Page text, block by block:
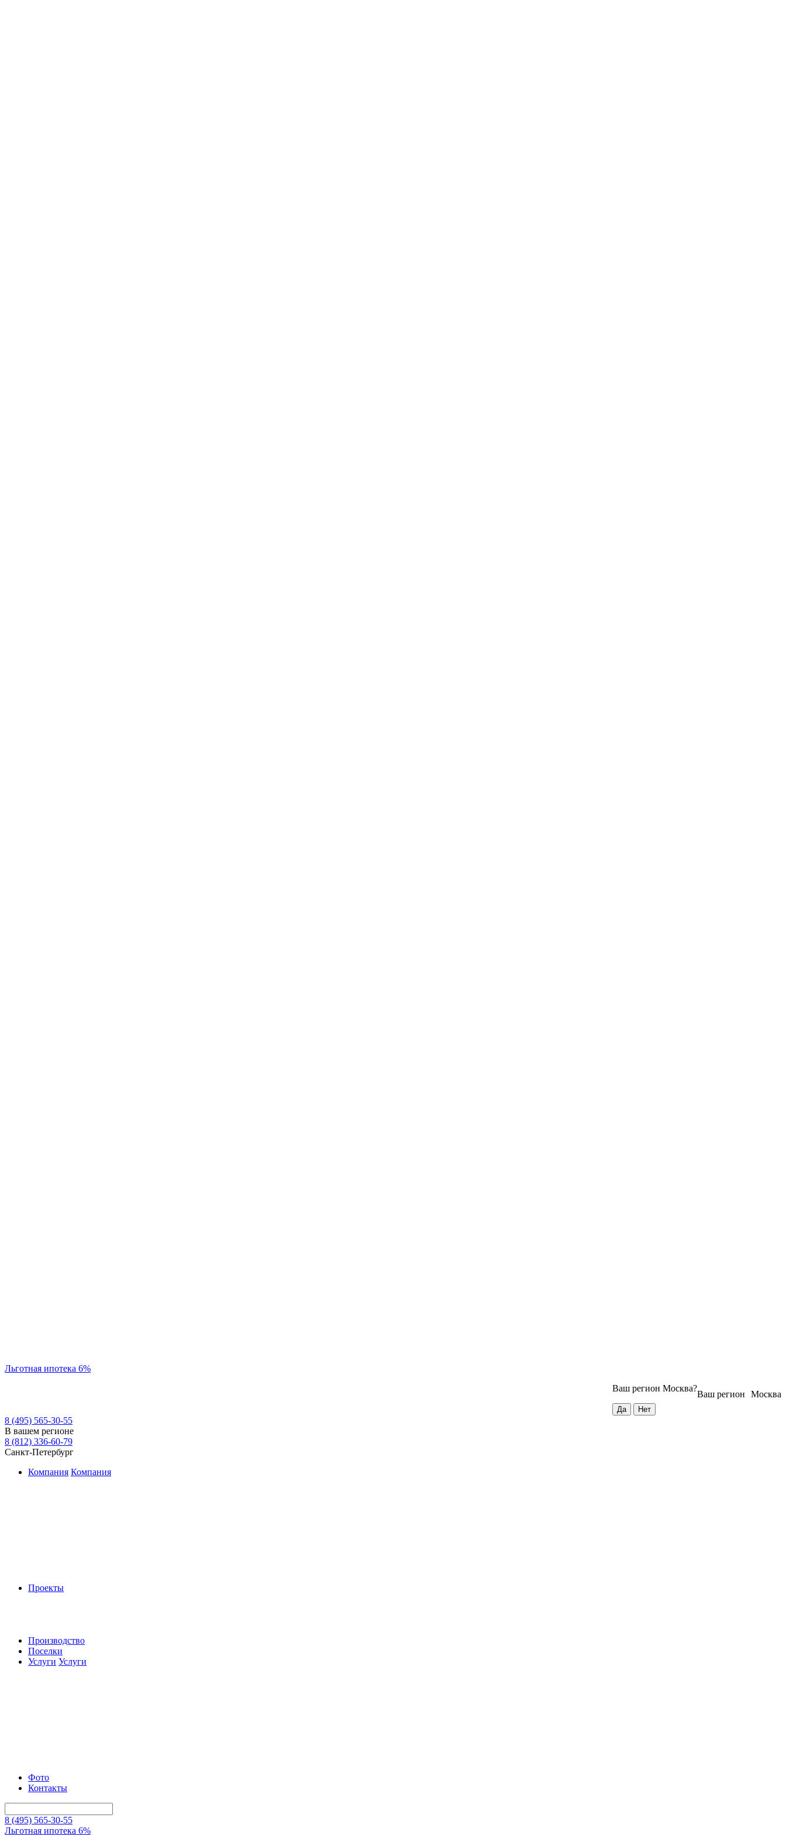
Льготная ипотека 6%
Москва
Ваш регион
Ваш регион Москва?
8 (495) 565-30-55
В вашем регионе
8 (812) 336-60-79
Санкт-Петербург
Компания Компания
Проекты
Производство
Поселки
Услуги Услуги
Фото
Контакты
8 (495) 565-30-55
Льготная ипотека 6%